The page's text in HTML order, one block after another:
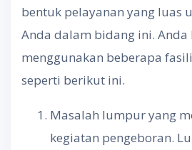
bentuk pelayanan yang luas
Anda dalam bidang ini. Anda
menggunakan beberapa
seperti berikut ini.
Masalah lumpur yang
kegiatan pengeboran.